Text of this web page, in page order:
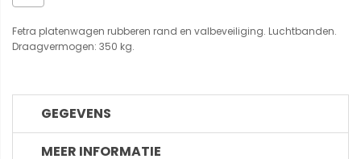
Fetra platenwagen rubberen rand en valbeveiliging. Luchtbanden.
Draagvermogen: 350 kg.
GEGEVENS
MEER INFORMATIE